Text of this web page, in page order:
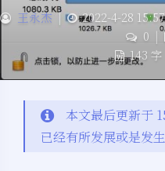
王永杰 | 2022-4-28 15:57
0 |
143 字
本文最后更新于
已经有所发展或是发生